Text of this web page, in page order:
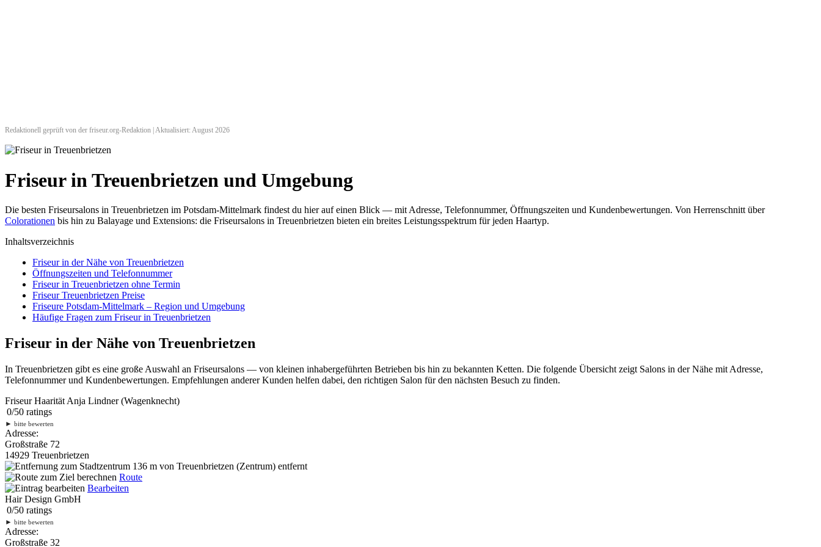
Redaktionell geprüft von der friseur.org-Redaktion | Aktualisiert: August 2026
Friseur in Treuenbrietzen und Umgebung
Die besten Friseursalons in Treuenbrietzen im Potsdam-Mittelmark findest du hier auf einen Blick — mit Adresse, Telefonnummer, Öffnungszeiten und Kundenbewertungen. Von Herrenschnitt über
Colorationen bis hin zu Balayage und Extensions: die Friseursalons in Treuenbrietzen bieten ein breites Leistungsspektrum für jeden Haartyp.
Inhaltsverzeichnis
Friseur in der Nähe von Treuenbrietzen
Öffnungszeiten und Telefonnummer
Friseur in Treuenbrietzen ohne Termin
Friseur Treuenbrietzen Preise
Friseure Potsdam-Mittelmark – Region und Umgebung
Häufige Fragen zum Friseur in Treuenbrietzen
Friseur in der Nähe von Treuenbrietzen
In Treuenbrietzen gibt es eine große Auswahl an Friseursalons — von kleinen inhabergeführten Betrieben bis hin zu bekannten Ketten. Die folgende Übersicht zeigt Salons in der Nähe mit Adresse,
Telefonnummer und Kundenbewertungen. Empfehlungen anderer Kunden helfen dabei, den richtigen Salon für den nächsten Besuch zu finden.
Friseur Haarität Anja Lindner (Wagenknecht)
0/50 ratings
► bitte bewerten
Adresse:
Großstraße 72
14929 Treuenbrietzen
136 m von Treuenbrietzen (Zentrum) entfernt
Route
Bearbeiten
Hair Design GmbH
0/50 ratings
► bitte bewerten
Adresse:
Großstraße 32